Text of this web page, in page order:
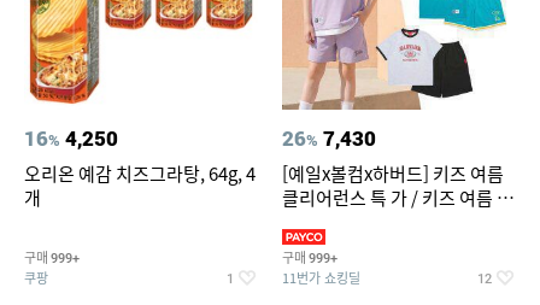
16% 4,250
오리온 예감 치즈그라탕, 64g, 4
개
구매 999+
쿠팡 1
26% 7,430
[예일x볼컴x하버드] 키즈 여름
클리어런스 특 가 / 키즈 여름 수
구매 999+
11번가 쇼킹딜 12